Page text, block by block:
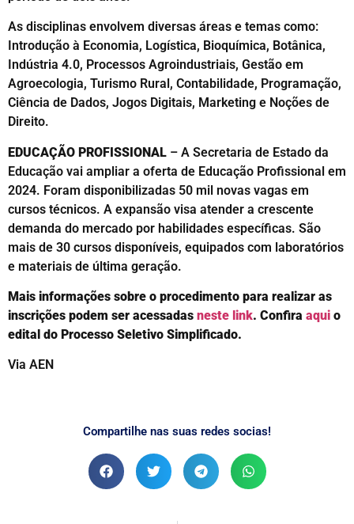
As disciplinas envolvem diversas áreas e temas como:
Introdução à Economia, Logística, Bioquímica, Botânica,
Indústria 4.0, Processos Agroindustriais, Gestão em
Agroecologia, Turismo Rural, Contabilidade, Programação,
Ciência de Dados, Jogos Digitais, Marketing e Noções de
Direito.
EDUCAÇÃO PROFISSIONAL – A Secretaria de Estado da
Educação vai ampliar a oferta de Educação Profissional em
2024. Foram disponibilizadas 50 mil novas vagas em
cursos técnicos. A expansão visa atender a crescente
demanda do mercado por habilidades específicas. São
mais de 30 cursos disponíveis, equipados com laboratórios
e materiais de última geração.
Mais informações sobre o procedimento para realizar as
inscrições podem ser acessadas neste link. Confira aqui o
edital do Processo Seletivo Simplificado.
Via AEN
Compartilhe nas suas redes socias!